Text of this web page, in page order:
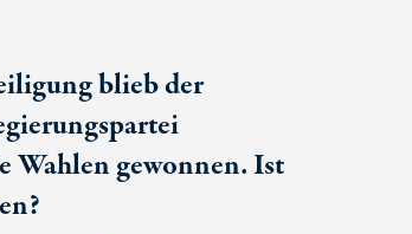
blieb der
Wahlen gewonnen. Ist